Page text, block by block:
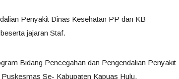
Penyakit Dinas Kesehatan PP dan KB
jajaran Staf.
Bidang Pencegahan dan Pengendalian Penyakit
Se- Kabupaten Kapuas Hulu.